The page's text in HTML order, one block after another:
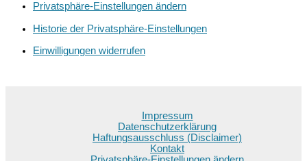
Privatsphäre-Einstellungen ändern
Historie der Privatsphäre-Einstellungen
Einwilligungen widerrufen
Impressum
Datenschutzerklärung
Haftungsausschluss (Disclaimer)
Kontakt